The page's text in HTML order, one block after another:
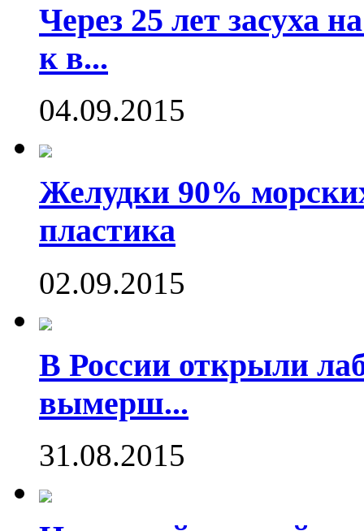
Через 25 лет засуха
к в...
04.09.2015
Желудки 90%
пластика
02.09.2015
В России открыли
вымерш...
31.08.2015